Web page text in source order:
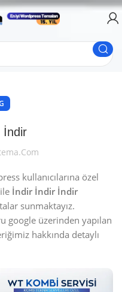
İndir
kullanıcılarına özel
İndir İndir İndir
sunmaktayız.
google üzerinden yapılan
hakkında detaylı